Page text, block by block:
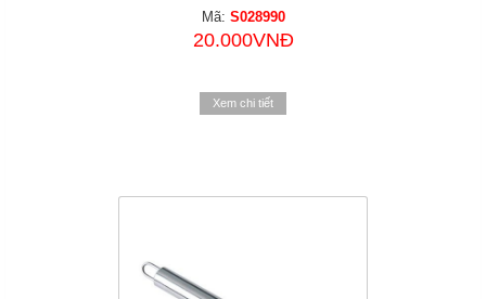
Mã: S028990
20.000VNĐ
Xem chi tiết